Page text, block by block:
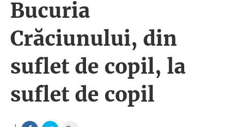
Bucuria
Crăciunului, din
suflet de copil, la
suflet de copil